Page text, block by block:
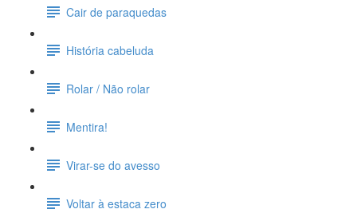
Cair de paraquedas
História cabeluda
Rolar / Não rolar
Mentira!
Virar-se do avesso
Voltar à estaca zero